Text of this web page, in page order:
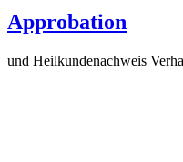
Approbation
und Heilkundenachweis